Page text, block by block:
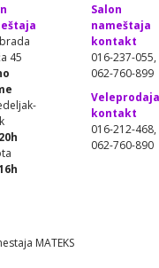
45
Salon
nameštaja
kontakt
016-237-055,
062-760-899
Veleprodaja
kontakt
016-212-468,
062-760-890
MATEKS